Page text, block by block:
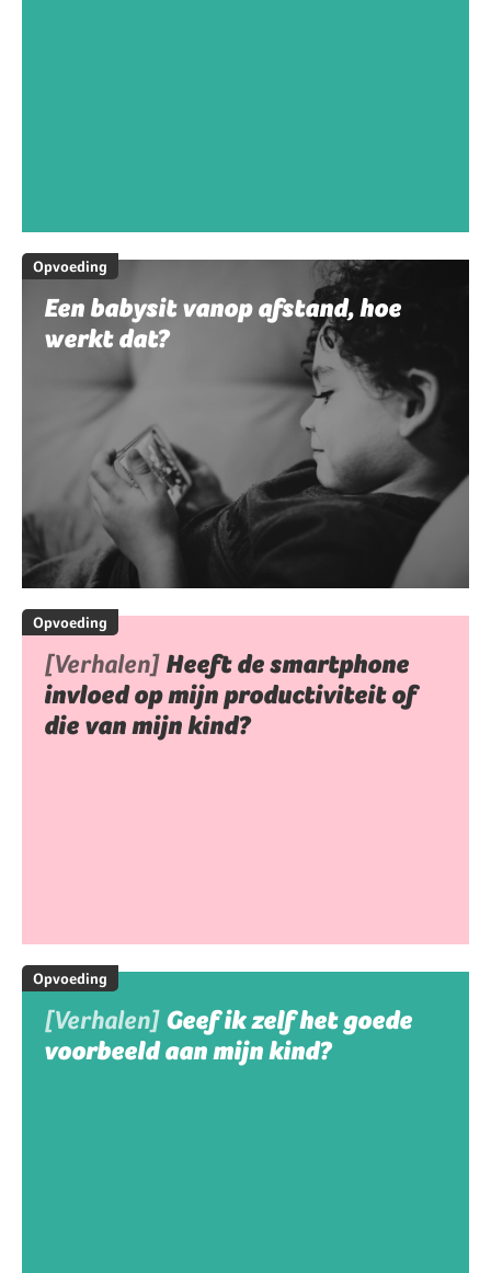
Opvoeding
Een babysit vanop afstand, hoe
werkt dat?
Opvoeding
[Verhalen] Heeft de smartphone
invloed op mijn productiviteit of
die van mijn kind?
Opvoeding
[Verhalen] Geef ik zelf het goede
voorbeeld aan mijn kind?